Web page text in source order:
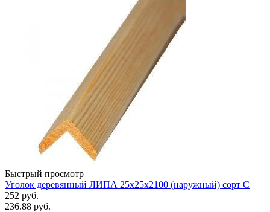
Быстрый просмотр
Уголок деревянный ЛИПА 25х25х2100 (наружный) сорт С
252 руб.
236.88 руб.